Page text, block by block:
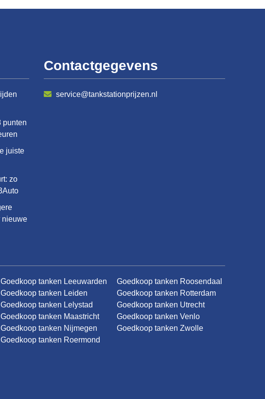
punten
juiste
zo
nieuwe
Contactgegevens
service@tankstationprijzen.nl
Goedkoop tanken Leeuwarden
Goedkoop tanken Leiden
Goedkoop tanken Lelystad
Goedkoop tanken Maastricht
Goedkoop tanken Nijmegen
Goedkoop tanken Roermond
Goedkoop tanken Roosendaal
Goedkoop tanken Rotterdam
Goedkoop tanken Utrecht
Goedkoop tanken Venlo
Goedkoop tanken Zwolle